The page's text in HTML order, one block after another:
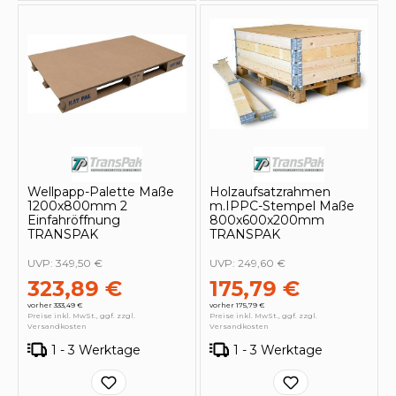
Wellpapp-Palette Maße
1200x800mm 2
Einfahröffnung
TRANSPAK
323,89 €
vorher 333,49 €
UVP: 349,50 €
Preise inkl. MwSt., ggf. zzgl.
Versandkosten
1 - 3 Werktage
Holzaufsatzrahmen
m.IPPC-Stempel Maße
800x600x200mm
TRANSPAK
175,79 €
vorher 175,79 €
UVP: 249,60 €
Preise inkl. MwSt., ggf. zzgl.
Versandkosten
1 - 3 Werktage